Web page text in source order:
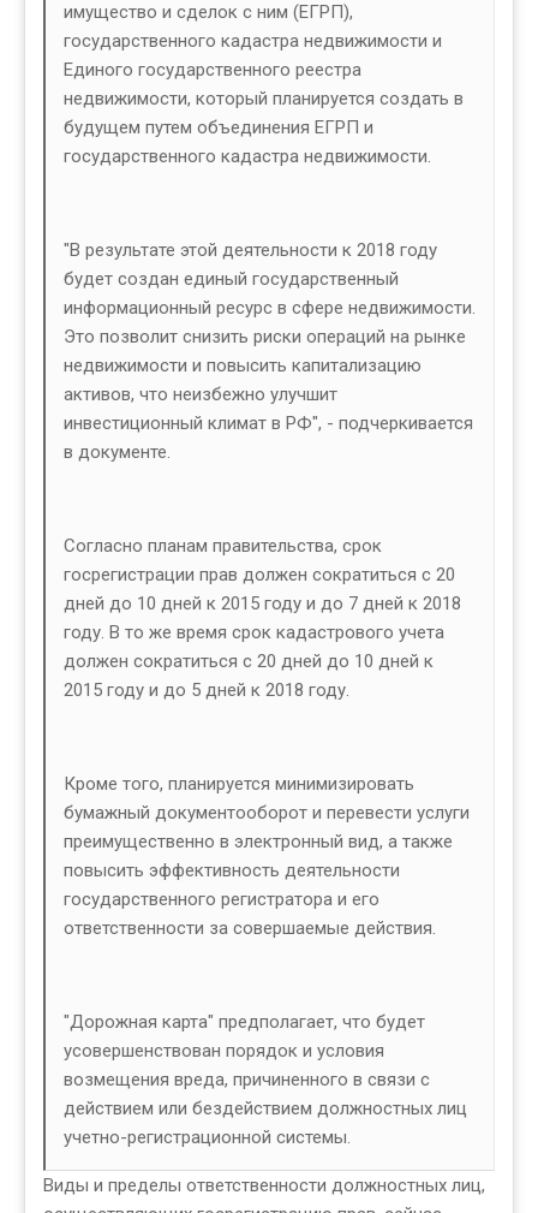
имущество и сделок с ним (ЕГРП),
государственного кадастра недвижимости и
Единого государственного реестра
недвижимости, который планируется создать в
будущем путем объединения ЕГРП и
государственного кадастра недвижимости.
"В результате этой деятельности к 2018 году
будет создан единый государственный
информационный ресурс в сфере недвижимости.
Это позволит снизить риски операций на рынке
недвижимости и повысить капитализацию
активов, что неизбежно улучшит
инвестиционный климат в РФ", - подчеркивается
в документе.
Согласно планам правительства, срок
госрегистрации прав должен сократиться с 20
дней до 10 дней к 2015 году и до 7 дней к 2018
году. В то же время срок кадастрового учета
должен сократиться с 20 дней до 10 дней к
2015 году и до 5 дней к 2018 году.
Кроме того, планируется минимизировать
бумажный документооборот и перевести услуги
преимущественно в электронный вид, а также
повысить эффективность деятельности
государственного регистратора и его
ответственности за совершаемые действия.
"Дорожная карта" предполагает, что будет
усовершенствован порядок и условия
возмещения вреда, причиненного в связи с
действием или бездействием должностных лиц
учетно-регистрационной системы.
Виды и пределы ответственности должностных лиц,